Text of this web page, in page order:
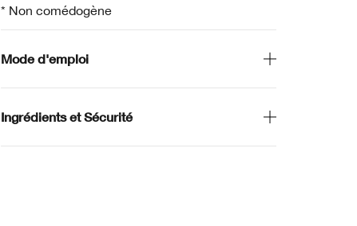
* Non comédogène
Mode d'emploi
Ingrédients et Sécurité